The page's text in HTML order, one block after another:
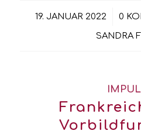
19. JANUAR 2022
/ 0
SANDRA